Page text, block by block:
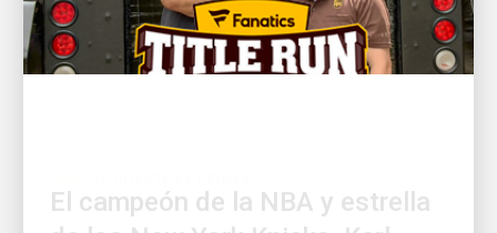
de los New York Knicks, Karl-